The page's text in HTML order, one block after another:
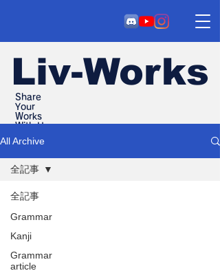
Liv-Works
Share
Your
Works
With Us
All Archive
全記事
Grammar
Kanji
Grammar
article
全記事